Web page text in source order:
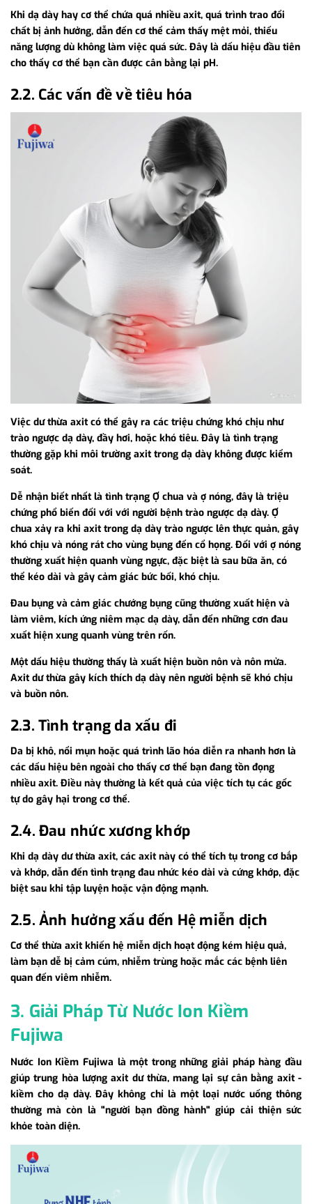
Khi dạ dày hay cơ thể chứa quá nhiều axit, quá trình trao đổi
chất bị ảnh hưởng, dẫn đến cơ thể cảm thấy mệt mỏi, thiếu
năng lượng dù không làm việc quá sức. Đây là dấu hiệu đầu tiên
cho thấy cơ thể bạn cần được cân bằng lại pH.
2.2. Các vấn đề về tiêu hóa
Việc dư thừa axit có thể gây ra các triệu chứng khó chịu như
trào ngược dạ dày, đầy hơi, hoặc khó tiêu. Đây là tình trạng
thường gặp khi môi trường axit trong dạ dày không được kiểm
soát.
Dễ nhận biết nhất là tình trạng Ợ chua và ợ nóng, đây là triệu
chứng phổ biến đối với với người bệnh trào ngược dạ dày. Ợ
chua xảy ra khi axit trong dạ dày trào ngược lên thực quản, gây
khó chịu và nóng rát cho vùng bụng đến cổ họng. Đối với ợ nóng
thường xuất hiện quanh vùng ngực, đặc biệt là sau bữa ăn, có
thể kéo dài và gây cảm giác bức bối, khó chịu.
Đau bụng và cảm giác chướng bụng cũng thường xuất hiện và
làm viêm, kích ứng niêm mạc dạ dày, dẫn đến những cơn đau
xuất hiện xung quanh vùng trên rốn.
Một dấu hiệu thường thấy là xuất hiện buồn nôn và nôn mửa.
Axit dư thừa gây kích thích dạ dày nên người bệnh sẽ khó chịu
và buồn nôn.
2.3. Tình trạng da xấu đi
Da bị khô, nổi mụn hoặc quá trình lão hóa diễn ra nhanh hơn là
các dấu hiệu bên ngoài cho thấy cơ thể bạn đang tồn đọng
nhiều axit. Điều này thường là kết quả của việc tích tụ các gốc
tự do gây hại trong cơ thể.
2.4. Đau nhức xương khớp
Khi dạ dày dư thừa axit, các axit này có thể tích tụ trong cơ bắp
và khớp, dẫn đến tình trạng đau nhức kéo dài và cứng khớp, đặc
biệt sau khi tập luyện hoặc vận động mạnh.
2.5. Ảnh hưởng xấu đến Hệ miễn dịch
Cơ thể thừa axit khiến hệ miễn dịch hoạt động kém hiệu quả,
làm bạn dễ bị cảm cúm, nhiễm trùng hoặc mắc các bệnh liên
quan đến viêm nhiễm.
3. Giải Pháp Từ Nước Ion Kiềm
Fujiwa
Nước Ion Kiềm Fujiwa là một trong những giải pháp hàng đầu
giúp trung hòa lượng axit dư thừa, mang lại sự cân bằng axit -
kiềm cho dạ dày. Đây không chỉ là một loại nước uống thông
thường mà còn là "người bạn đồng hành" giúp cải thiện sức
khỏe toàn diện.